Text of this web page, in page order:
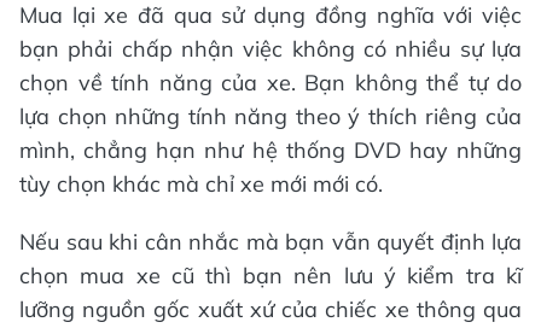
Mua lại xe đã qua sử dụng đồng nghĩa với việc
bạn phải chấp nhận việc không có nhiều sự lựa
chọn về tính năng của xe. Bạn không thể tự do
lựa chọn những tính năng theo ý thích riêng của
mình, chẳng hạn như hệ thống DVD hay những
tùy chọn khác mà chỉ xe mới mới có.
Nếu sau khi cân nhắc mà bạn vẫn quyết định lựa
chọn mua xe cũ thì bạn nên lưu ý kiểm tra kĩ
lưỡng nguồn gốc xuất xứ của chiếc xe thông qua